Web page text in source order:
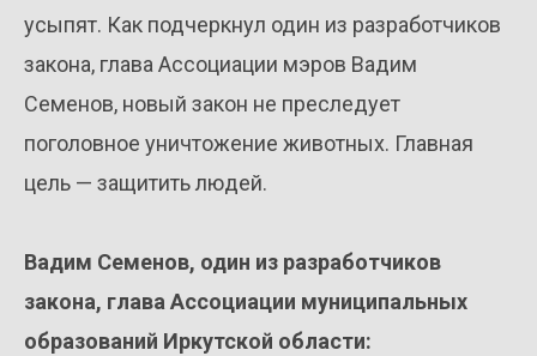
усыпят. Как подчеркнул один из разработчиков
закона, глава Ассоциации мэров Вадим
Семенов, новый закон не преследует
поголовное уничтожение животных. Главная
цель — защитить людей.
Вадим Семенов, один из разработчиков
закона, глава Ассоциации муниципальных
образований Иркутской области: